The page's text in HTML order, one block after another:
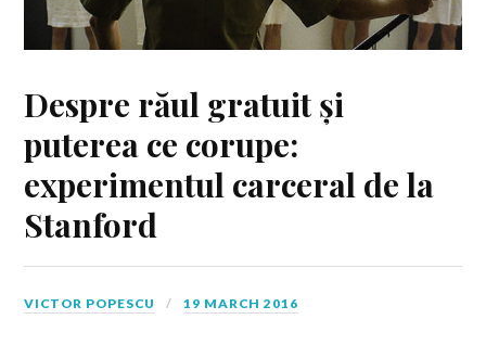
Despre răul gratuit și
puterea ce corupe:
experimentul carceral de la
Stanford
VICTOR POPESCU 19 MARCH 2016